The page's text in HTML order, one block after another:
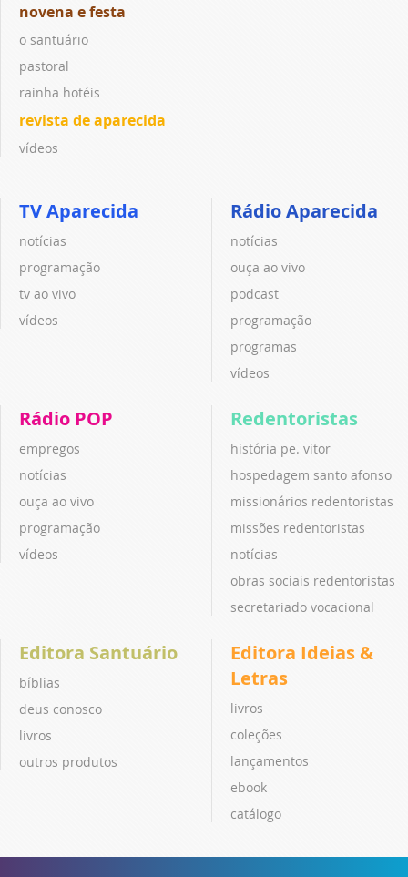
novena e festa
o santuário
pastoral
rainha hotéis
revista de aparecida
vídeos
TV Aparecida
notícias
programação
tv ao vivo
vídeos
Rádio Aparecida
notícias
ouça ao vivo
podcast
programação
programas
vídeos
Rádio POP
empregos
notícias
ouça ao vivo
programação
vídeos
Redentoristas
história pe. vitor
hospedagem santo afonso
missionários redentoristas
missões redentoristas
notícias
obras sociais redentoristas
secretariado vocacional
Editora Santuário
bíblias
deus conosco
livros
outros produtos
Editora Ideias &
Letras
livros
coleções
lançamentos
ebook
catálogo